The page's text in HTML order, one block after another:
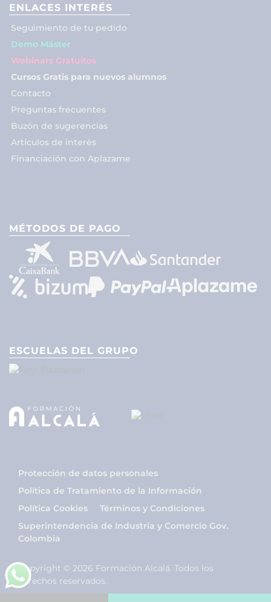
ENLACES INTERÉS
Seguimiento de tu pedido
Demo Máster
Webinars Gratuitos
Cursos Gratis para nuevos alumnos
Contacto
Preguntas frecuentes
Buzón de sugerencias
Artículos de interés
Financiación con Aplazame
MÉTODOS DE PAGO
ESCUELAS DEL GRUPO
Protección de datos personales
Política de Tratamiento de la Información
Política Cookies
Términos y Condiciones
Superintendencia de Industria y Comercio Gov.
Colombia
Copyright © 2026 Formación Alcalá. Todos los
derechos reservados.